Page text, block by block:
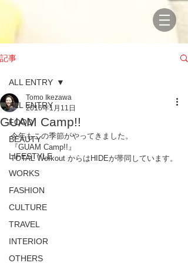
記事
ALL ENTRY
FOOD
BEAUTY
LIFESTYLE
WORKS
FASHION
CULTURE
TRAVEL
INTERIOR
OTHERS
ALL ENTRY
GUAM Camp!!
Tomo Ikezawa
2016年1月11日
今年もこの季節がやってきました。
『GUAM Camp!!』
TOTAL Workout からはHIDEが帯同しています。